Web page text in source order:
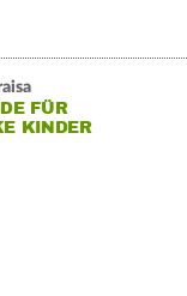
FÜR
KINDER